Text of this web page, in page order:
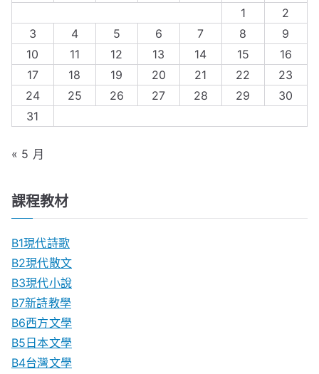
1
2
3
4 5 6 7 8
9
10
11 12 13 14 15
16
17
18 19 20 21 22
23
24
25 26 27 28 29
30
31
« 5 月
課程教材
B1現代詩歌
B2現代散文
B3現代小說
B7新詩教學
B6西方文學
B5日本文學
B4台灣文學